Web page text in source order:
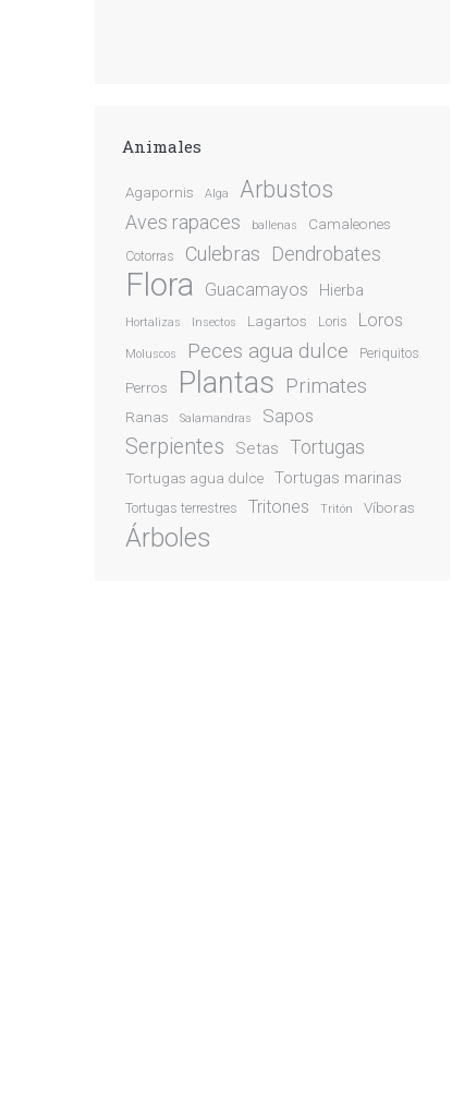
Animales
Agapornis Alga Arbustos
Aves rapaces ballenas Camaleones
Cotorras Culebras Dendrobates
Flora Guacamayos Hierba
Hortalizas Insectos Lagartos Loris Loros
Moluscos Peces agua dulce Periquitos
Perros Plantas Primates
Ranas Salamandras Sapos
Serpientes Setas Tortugas
Tortugas agua dulce Tortugas marinas
Tortugas terrestres Tritones Tritón Víboras
Árboles